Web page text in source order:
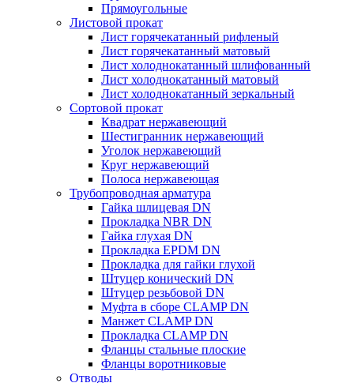
Прямоугольные
Листовой прокат
Лист горячекатанный рифленый
Лист горячекатанный матовый
Лист холоднокатанный шлифованный
Лист холоднокатанный матовый
Лист холоднокатанный зеркальный
Сортовой прокат
Квадрат нержавеющий
Шестигранник нержавеющий
Уголок нержавеющий
Круг нержавеющий
Полоса нержавеющая
Трубопроводная арматура
Гайка шлицевая DN
Прокладка NBR DN
Гайка глухая DN
Прокладка EPDM DN
Прокладка для гайки глухой
Штуцер конический DN
Штуцер резьбовой DN
Муфта в сборе CLAMP DN
Манжет CLAMP DN
Прокладка CLAMP DN
Фланцы стальные плоские
Фланцы воротниковые
Отводы